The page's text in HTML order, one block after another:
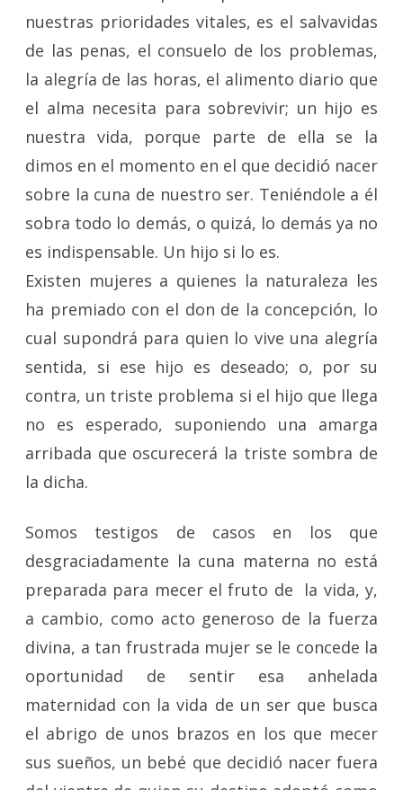
nuestras prioridades vitales, es el salvavidas
de las penas, el consuelo de los problemas,
la alegría de las horas, el alimento diario que
el alma necesita para sobrevivir; un hijo es
nuestra vida, porque parte de ella se la
dimos en el momento en el que decidió nacer
sobre la cuna de nuestro ser. Teniéndole a él
sobra todo lo demás, o quizá, lo demás ya no
es indispensable. Un hijo si lo es.
Existen mujeres a quienes la naturaleza les
ha premiado con el don de la concepción, lo
cual supondrá para quien lo vive una alegría
sentida, si ese hijo es deseado; o, por su
contra, un triste problema si el hijo que llega
no es esperado, suponiendo una amarga
arribada que oscurecerá la triste sombra de
la dicha.
Somos testigos de casos en los que
desgraciadamente la cuna materna no está
preparada para mecer el fruto de la vida, y,
a cambio, como acto generoso de la fuerza
divina, a tan frustrada mujer se le concede la
oportunidad de sentir esa anhelada
maternidad con la vida de un ser que busca
el abrigo de unos brazos en los que mecer
sus sueños, un bebé que decidió nacer fuera